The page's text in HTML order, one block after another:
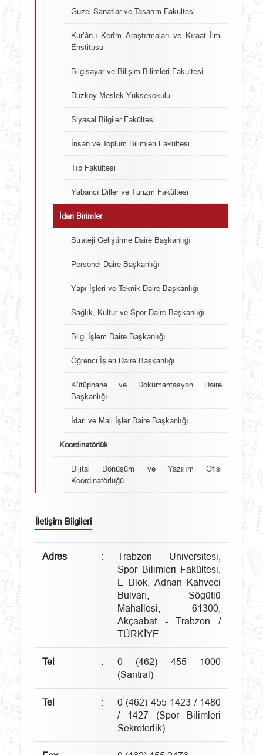
Güzel Sanatlar ve Tasarım Fakültesi
Kur’ân-ı Kerîm Araştırmaları ve Kıraat İlmi
Enstitüsü
Bilgisayar ve Bilişim Bilimleri Fakültesi
Düzköy Meslek Yüksekokulu
Siyasal Bilgiler Fakültesi
İnsan ve Toplum Bilimleri Fakültesi
Tıp Fakültesi
Yabancı Diller ve Turizm Fakültesi
İdari Birimler
Strateji Geliştirme Daire Başkanlığı
Personel Daire Başkanlığı
Yapı İşleri ve Teknik Daire Başkanlığı
Sağlık, Kültür ve Spor Daire Başkanlığı
Bilgi İşlem Daire Başkanlığı
Öğrenci İşleri Daire Başkanlığı
Kütüphane ve Dokümantasyon Daire
Başkanlığı
İdari ve Mali İşler Daire Başkanlığı
Koordinatörlük
Dijital Dönüşüm ve Yazılım Ofisi
Koordinatörlüğü
İletişim Bilgileri
Adres :
Trabzon Üniversitesi,
Spor Bilimleri Fakültesi,
E Blok, Adnan Kahveci
Bulvarı, Sögütlü
Mahallesi, 61300,
Akçaabat - Trabzon /
TÜRKİYE
Tel :
0 (462) 455 1000
(Santral)
Tel :
0 (462) 455 1423 / 1480
/ 1427 (Spor Bilimleri
Sekreterlik)